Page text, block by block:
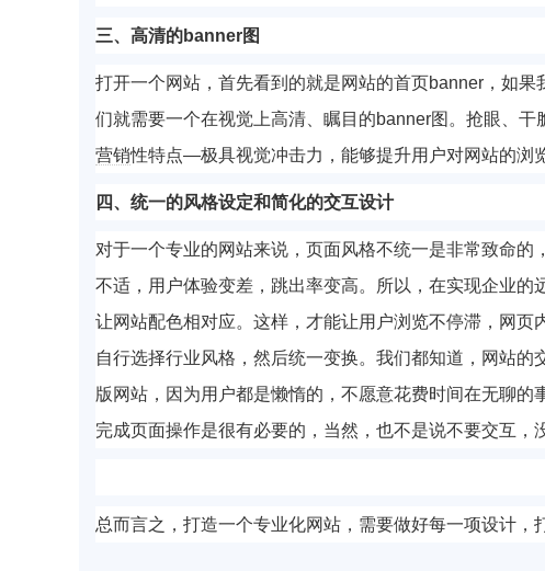
三、高清的banner图
打开一个网站，首先看到的就是网站的首页banner，如
们就需要一个在视觉上高清、瞩目的banner图。抢眼、
营销性特点—极具视觉冲击力，能够提升用户对网站的浏
四、统一的风格设定和简化的交互设计
对于一个专业的网站来说，页面风格不统一是非常致命
不适，用户体验变差，跳出率变高。所以，在实现企业的
让网站配色相对应。这样，才能让用户浏览不停滞，网页
自行选择行业风格，然后统一变换。我们都知道，网站
版网站，因为用户都是懒惰的，不愿意花费时间在无聊
完成页面操作是很有必要的，当然，也不是说不要交互，
总而言之，打造一个专业化网站，需要做好每一项设计，